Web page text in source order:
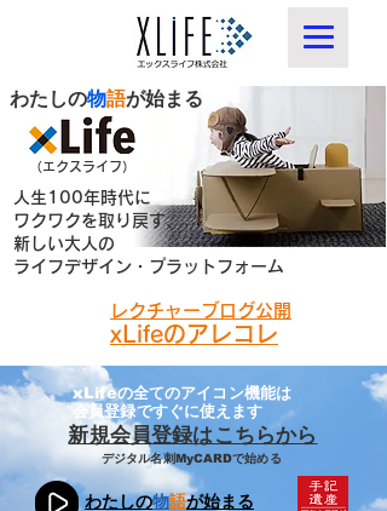
わたしの物語が始まる
人生100年時代に
ワクワクを取り戻す、
新しい大人の
ライフデザイン・プラットフォーム
​（エクスライフ）
レクチャーブログ公開
xLifeのアレコレ
新規会員登録はこちらから
デジタル名刺MyCARDで始める
xLifeの全てのアイコン機能は
会員登録ですぐに使えます
わたしの物語が始まる